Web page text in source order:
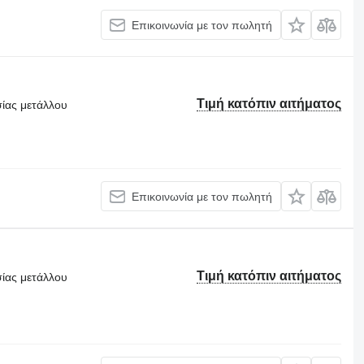
Επικοινωνία με τον πωλητή
Τιμή κατόπιν αιτήματος
μετάλλου
Επικοινωνία με τον πωλητή
Τιμή κατόπιν αιτήματος
μετάλλου